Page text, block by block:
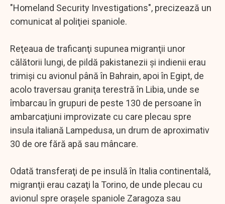
"Homeland Security Investigations", precizează un
comunicat al poliţiei spaniole.
Reţeaua de traficanţi supunea migranţii unor
călătorii lungi, de pildă pakistanezii şi indienii erau
trimişi cu avionul până în Bahrain, apoi în Egipt, de
acolo traversau graniţa terestră în Libia, unde se
îmbarcau în grupuri de peste 130 de persoane în
ambarcaţiuni improvizate cu care plecau spre
insula italiană Lampedusa, un drum de aproximativ
30 de ore fără apă sau mâncare.
Odată transferaţi de pe insulă în Italia continentală,
migranţii erau cazaţi la Torino, de unde plecau cu
avionul spre oraşele spaniole Zaragoza sau